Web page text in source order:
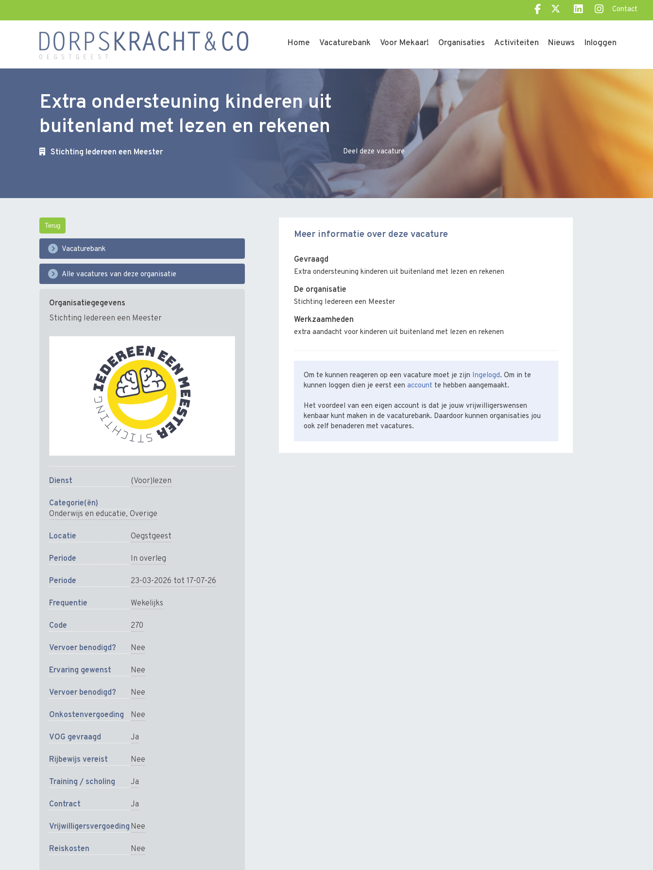
Contact
Home Vacaturebank Voor Mekaar! Organisaties Activiteiten Nieuws Inloggen
Extra ondersteuning kinderen uit
buitenland met lezen en rekenen
Stichting Iedereen een Meester Deel deze vacature
Terug
Vacaturebank
Alle vacatures van deze organisatie
Organisatiegegevens
Stichting Iedereen een Meester
Dienst (Voor)lezen
Categorie(ën)
Onderwijs en educatie, Overige
Locatie Oegstgeest
Periode In overleg
Periode 23-03-2026 tot 17-07-26
Frequentie Wekelijks
Code 270
Vervoer benodigd? Nee
Ervaring gewenst Nee
Vervoer benodigd? Nee
Onkostenvergoeding Nee
VOG gevraagd Ja
Rijbewijs vereist Nee
Training / scholing Ja
Contract Ja
Vrijwilligersvergoeding Nee
Reiskosten Nee
Meer informatie over deze vacature
Gevraagd
Extra ondersteuning kinderen uit buitenland met lezen en rekenen
De organisatie
Stichting Iedereen een Meester
Werkzaamheden
extra aandacht voor kinderen uit buitenland met lezen en rekenen
Om te kunnen reageren op een vacature moet je zijn Ingelogd. Om in te
kunnen loggen dien je eerst een account te hebben aangemaakt.
Het voordeel van een eigen account is dat je jouw vrijwilligerswensen
kenbaar kunt maken in de vacaturebank. Daardoor kunnen organisaties jou
ook zelf benaderen met vacatures.